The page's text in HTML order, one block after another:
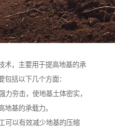
术，主要用于提高地基的承
包括以下几个方面：
力夯击，使地基土体密实，
地基的承载力。
可以有效减少地基的压缩